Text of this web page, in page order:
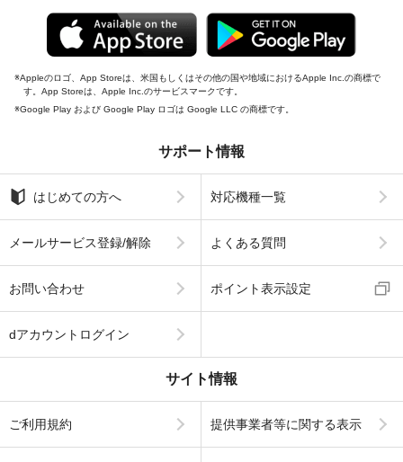
Appleのロゴ、App Storeは、米国もしくはその他の国や地域におけるApple Inc.の商標で
す。App Storeは、Apple Inc.のサービスマークです。
Google Play および Google Play ロゴは Google LLC の商標です。
サポート情報
はじめての方へ 対応機種一覧
メールサービス登録/解除 よくある質問
お問い合わせ ポイント表示設定
dアカウントログイン
サイト情報
ご利用規約 提供事業者等に関する表示